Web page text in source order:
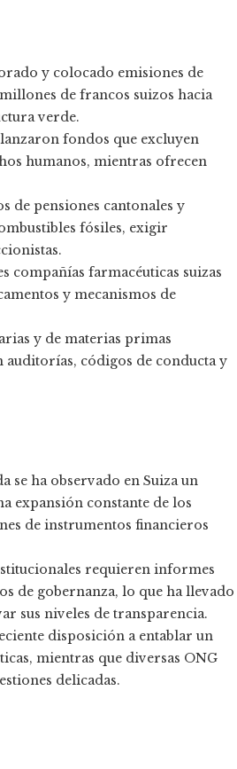
y colocado emisiones de
de francos suizos hacia
verde.
fondos que excluyen
humanos, mientras ofrecen
de pensiones cantonales y
fósiles, exigir
compañías farmacéuticas suizas
y mecanismos de
y de materias primas
códigos de conducta y
se ha observado en Suiza un
expansión constante de los
de instrumentos financieros
requieren informes
de gobernanza, lo que ha llevado
sus niveles de transparencia.
disposición a entablar un
mientras que diversas ONG
delicadas.